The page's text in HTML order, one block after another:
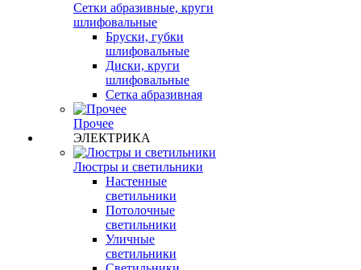
Сетки абразивные, круги
шлифовальные
Бруски, губки
шлифовальные
Диски, круги
шлифовальные
Сетка абразивная
Прочее
ЭЛЕКТРИКА
Люстры и светильники
Настенные
светильники
Потолочные
светильники
Уличные
светильники